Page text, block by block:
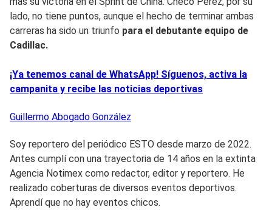
lado, no tiene puntos, aunque el hecho de terminar ambas
carreras ha sido un triunfo para el debutante equipo de
Cadillac.
¡Ya tenemos canal de WhatsApp! Síguenos, activa la
campanita y recibe las noticias deportivas
Guillermo Abogado González
Soy reportero del periódico ESTO desde marzo de 2022.
Antes cumplí con una trayectoria de 14 años en la extinta
Agencia Notimex como redactor, editor y reportero. He
realizado coberturas de diversos eventos deportivos.
Aprendí que no hay eventos chicos.